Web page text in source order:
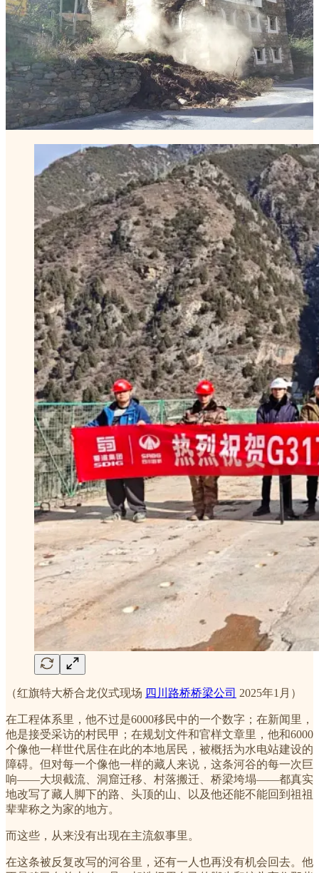
澎湃新闻的报道里，有一位来自白湾乡英戈洛村的村民，说了
一句几乎没有人注意到的话：他们的老寨子以前就在水库边
上，蓄水之后老房子已经垮进水里，现在住的是沿库区新建的
板房安置点，“一周前刚回过村子的板房，现在桥断了，我们
也回不去了”。这句话在新闻里只有寥寥几笔，可对他说的是
第二次“回不去了”：第一次，是蓄水让老寨子沉入水底；第二
次，是为蓄水修起的大桥垮塌，把新的安置点也隔在河的那一
边。
（红旗特大桥合龙仪式现场 四川路桥桥梁公司 2025年1月）
在工程体系里，他不过是6000移民中的一个数字；在新闻里，
他是接受采访的村民甲；在规划文件和官样文章里，他和6000
个像他一样世代居住在此的本地居民，被概括为水电站建设的
障碍。但对每一个像他一样的藏人来说，这条河谷的每一次巨
响——大坝截流、洞窟迁移、村落搬迁、桥梁垮塌——都真实
地改写了藏人脚下的路、头顶的山、以及他还能不能回到祖祖
辈辈称之为家的地方。
而这些，从来没有出现在主流叙事里。
在这条被反复改写的河谷里，还有一人也再没有机会回去。他